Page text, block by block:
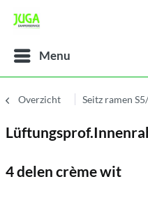
Menu
Overzicht Seitz ramen
4 delen crème wit